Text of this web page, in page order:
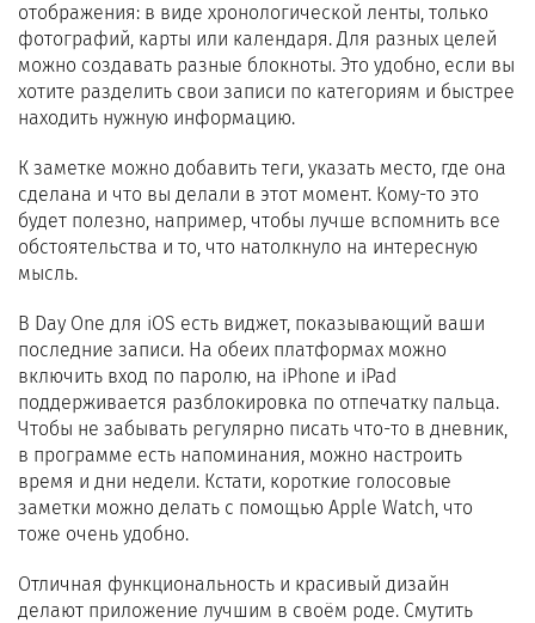
отображения: в виде хронологической ленты, только
фотографий, карты или календаря. Для разных целей
можно создавать разные блокноты. Это удобно, если вы
хотите разделить свои записи по категориям и быстрее
находить нужную информацию.
К заметке можно добавить теги, указать место, где она
сделана и что вы делали в этот момент. Кому-то это
будет полезно, например, чтобы лучше вспомнить все
обстоятельства и то, что натолкнуло на интересную
мысль.
В Day One для iOS есть виджет, показывающий ваши
последние записи. На обеих платформах можно
включить вход по паролю, на iPhone и iPad
поддерживается разблокировка по отпечатку пальца.
Чтобы не забывать регулярно писать что-то в дневник,
в программе есть напоминания, можно настроить
время и дни недели. Кстати, короткие голосовые
заметки можно делать с помощью Apple Watch, что
тоже очень удобно.
Отличная функциональность и красивый дизайн
делают приложение лучшим в своём роде. Смутить